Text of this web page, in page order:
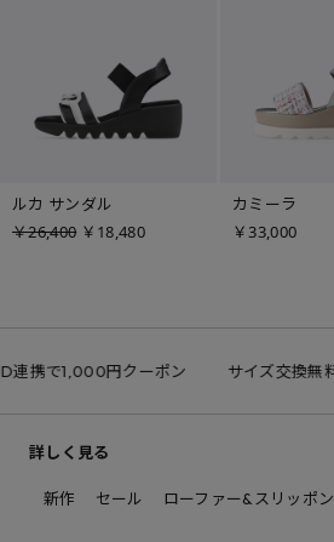
ルカ サンダル
￥26,400 ￥18,480
カミーラ
￥33,000
携で1,000円クーポン サイズ交換無料
詳しく見る
新作 セール ローファー&スリッポン